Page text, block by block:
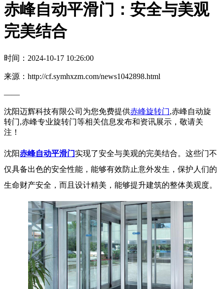
赤峰自动平滑门：安全与美观
完美结合
时间：2024-10-17 10:26:00
来源：http://cf.symhxzm.com/news1042898.html
——
沈阳迈辉科技有限公司为您免费提供赤峰旋转门,赤峰自动旋
转门,赤峰专业旋转门等相关信息发布和资讯展示，敬请关
注！
沈阳赤峰自动平滑门 实现了安全与美观的完美结合。这些门不
仅具备出色的安全性能，能够有效防止意外发生，保护人们的
生命财产安全，而且设计精美，能够提升建筑的整体美观度。